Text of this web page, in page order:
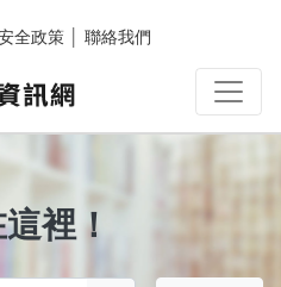
全政策 聯絡我們
裡！